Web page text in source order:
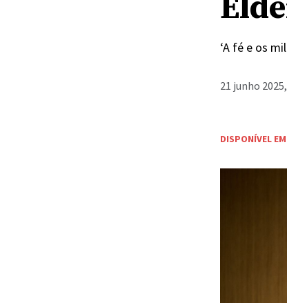
‘A fé e os
21 junho
DISPONÍVEL